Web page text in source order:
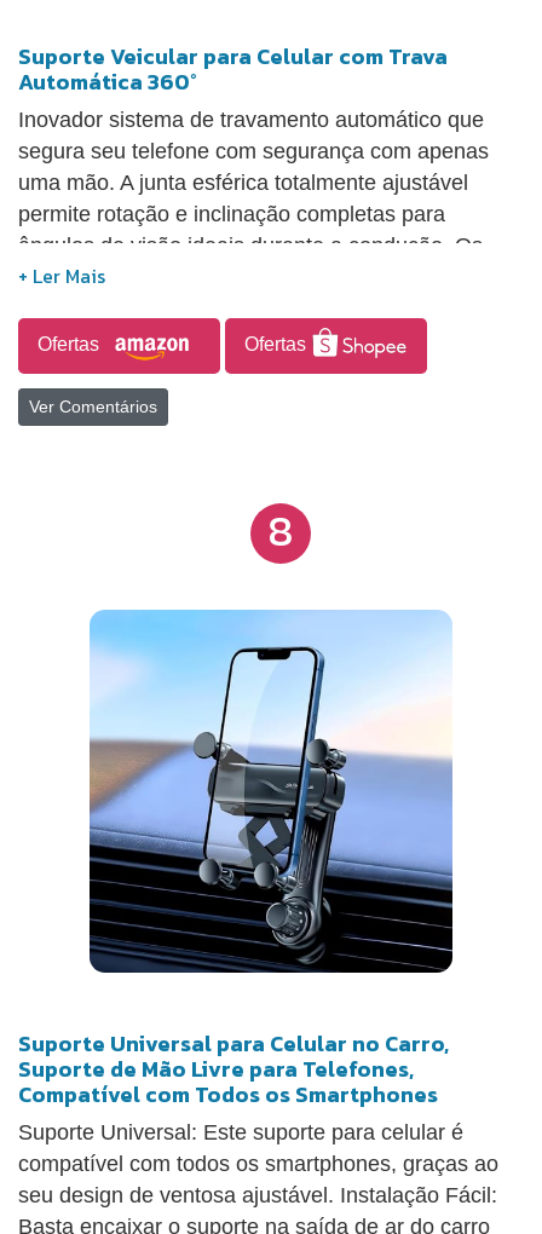
Suporte Veicular para Celular com Trava
Automática 360°
Inovador sistema de travamento automático que
segura seu telefone com segurança com apenas
uma mão. A junta esférica totalmente ajustável
permite rotação e inclinação completas para
ângulos de visão ideais durante a condução. Os
braços expansíveis acomodam telefones de vários
largura. Base de ventosa forte com almofada de gel
pegajosa garante fixação estável em painéis e pára-
brisas de veículos. O botão de um toque libera
Ofertas Ofertas
Ver Comentários
8
Suporte Universal para Celular no Carro,
Suporte de Mão Livre para Telefones,
Compatível com Todos os Smartphones
Suporte Universal: Este suporte para celular é
compatível com todos os smartphones, graças ao
seu design de ventosa ajustável. Instalação Fácil:
Basta encaixar o suporte na saída de ar do carro